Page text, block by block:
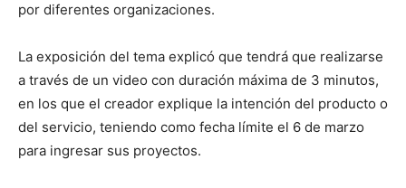
por diferentes organizaciones.
La exposición del tema explicó que tendrá que realizarse
a través de un video con duración máxima de 3 minutos,
en los que el creador explique la intención del producto o
del servicio, teniendo como fecha límite el 6 de marzo
para ingresar sus proyectos.